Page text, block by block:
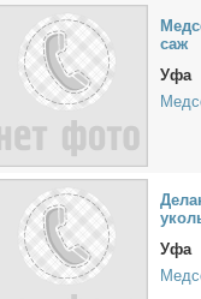
саж
Уфа
Уфа